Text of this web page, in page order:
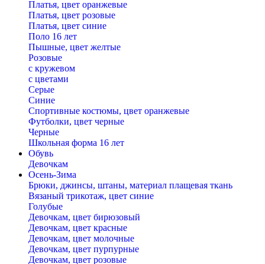
Платья, цвет оранжевые
Платья, цвет розовые
Платья, цвет синие
Поло 16 лет
Пышные, цвет желтые
Розовые
с кружевом
с цветами
Серые
Синие
Спортивные костюмы, цвет оранжевые
Футболки, цвет черные
Черные
Школьная форма 16 лет
Обувь
Девочкам
Осень-Зима
Брюки, джинсы, штаны, материал плащевая ткань
Вязаный трикотаж, цвет синие
Голубые
Девочкам, цвет бирюзовый
Девочкам, цвет красные
Девочкам, цвет молочные
Девочкам, цвет пурпурные
Девочкам, цвет розовые